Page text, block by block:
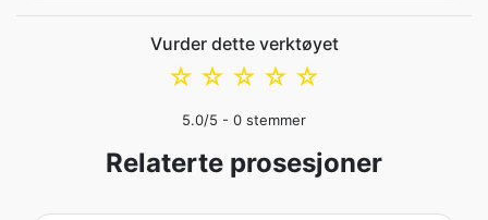
Vurder dette verktøyet
☆
☆
☆
☆
☆
5.0/5 - 0 stemmer
Relaterte prosesjoner